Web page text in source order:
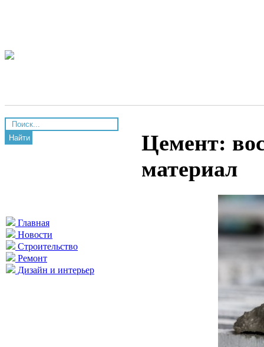
Найти
Главная
Новости
Строительство
Ремонт
Дизайн и интерьер
Цемент:
материал